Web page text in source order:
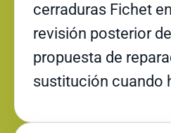
cerraduras Fichet
revisión posterior
propuesta de
sustitución cuando